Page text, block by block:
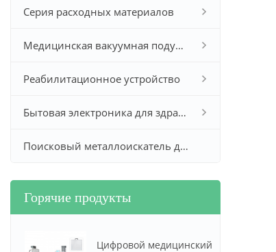
Серия расходных материалов
Медицинская вакуумная подушка
Реабилитационное устройство
Бытовая электроника для здравоохранения
Поисковый металлоискатель для золота и серебра
Горячие продукты
Цифровой медицинский